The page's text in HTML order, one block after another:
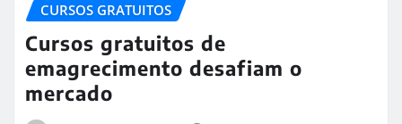
CURSOS GRATUITOS
Cursos gratuitos de
emagrecimento desafiam o
mercado